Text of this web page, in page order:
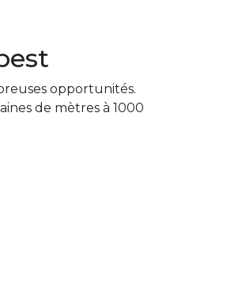
opportunités.
de mètres à 1000